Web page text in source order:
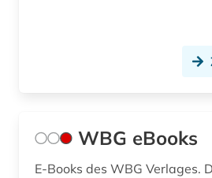
WBG eBooks
E-Books des WBG Verlages.